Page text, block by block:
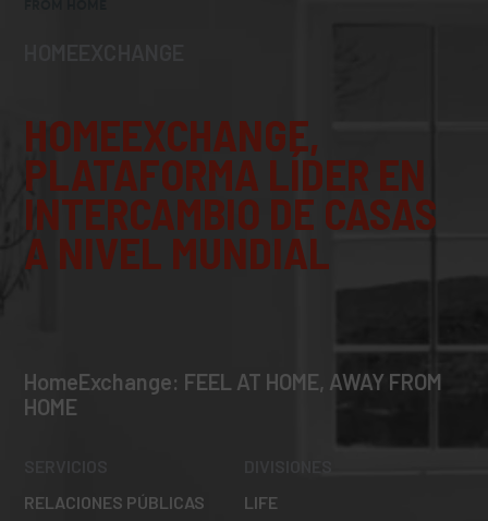
HOMEEXCHANGE,
PLATAFORMA LÍDER EN
INTERCAMBIO DE CASAS
A NIVEL MUNDIAL
HomeExchange: FEEL AT HOME, AWAY FROM
HOME
RELACIONES PÚBLICAS
LIFE